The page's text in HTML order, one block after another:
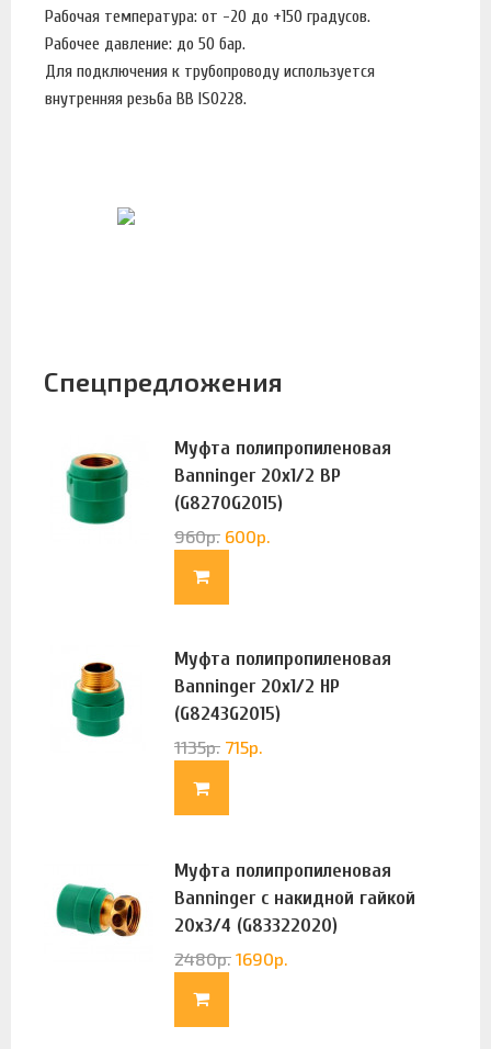
Рабочая температура: от -20 до +150 градусов.
Рабочее давление: до 50 бар.
Для подключения к трубопроводу используется
внутренняя резьба BB ISO228.
Спецпредложения
Муфта полипропиленовая
Banninger 20х1/2 ВР
(G8270G2015)
960р. 600р.
Муфта полипропиленовая
Banninger 20х1/2 НР
(G8243G2015)
1135р. 715р.
Муфта полипропиленовая
Banninger с накидной гайкой
20х3/4 (G83322020)
2480р. 1690р.